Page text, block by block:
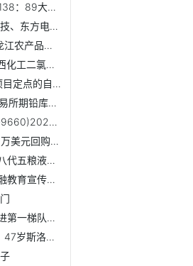
焦点热讯:NBA杯1/4决赛 雷霆138：89大胜太阳
港股异动丨风电股拉升 金风科技、东方电气涨超6% 机构料Q4...
“龙江品质”对接“首都需求” 黑龙江农产品进京推介签约金...
每日看点!PriceSeek提醒：鲁西化工二氯甲烷出厂价上调
瑞立科密(001285):获得客户项目定点的自愿性信息披露公告|精选
生意社：12月10日上海期货交易所期铅库存15429吨
里昂：上调地平线机器人-W(09660)2026-27年研发支出 目标价11港元
名创优品于12月9日斥资16.42万美元回购3.4万股 最新消息
焦点热文：白酒集体降价！第八代五粮液开票价降至900元/瓶，2...
绍兴银行台州天台支行开展金融教育宣传活动
一位资深班主任总结：那些能进第一梯队的孩子，背后都有这4种...
1-0！利物浦87分钟点杀国米：47岁斯洛特续命成功 萨拉赫真要...